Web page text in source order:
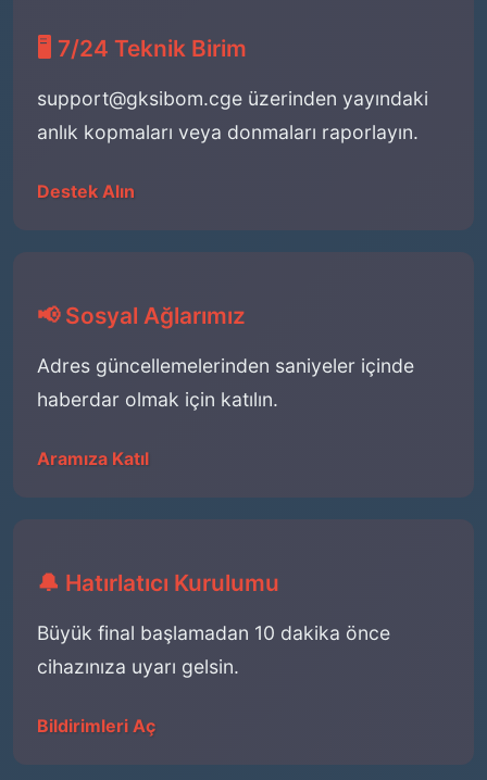
🖥️ 7/24 Teknik Birim
support@gksibom.cge üzerinden yayındaki
anlık kopmaları veya donmaları raporlayın.
Destek Alın
📢 Sosyal Ağlarımız
Adres güncellemelerinden saniyeler içinde
haberdar olmak için katılın.
Aramıza Katıl
🔔 Hatırlatıcı Kurulumu
Büyük final başlamadan 10 dakika önce
cihazınıza uyarı gelsin.
Bildirimleri Aç